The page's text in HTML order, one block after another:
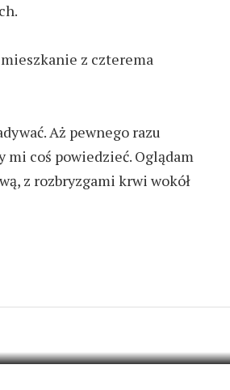
z czterema
Aż pewnego razu
mi coś powiedzieć. Oglądam
z rozbryzgami krwi wokół